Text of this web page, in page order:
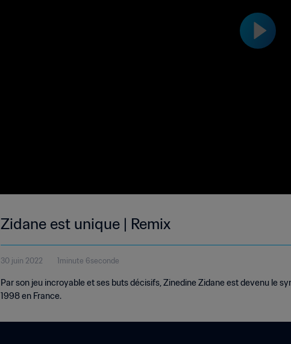
Zidane est unique | Remix
30 juin 2022 1minute 6seconde
Par son jeu incroyable et ses buts décisifs, Zinedine Zidane est devenu le
1998 en France.